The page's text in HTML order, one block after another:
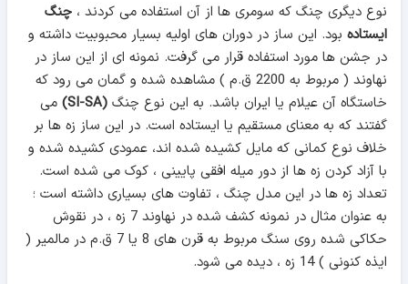
نوع دیگری چنگ که سومری ها از آن استفاده می کردند ، چنگ
ایستاده بود. این ساز در دوران های اولیه بسیار محبوبیت داشته و
در جشن ها مورد استفاده قرار می گرفت. نمونه ای از این ساز در
نهاوند ( مربوط به 2200 ق.م ) مشاهده شده و گمان می رود که
خاستگاه آن عیلام یا ایران باشد. به این نوع چنگ (SI-SA)
می
گفتند که به معنای مستقیم یا ایستاده است. در این ساز زه ها بر
خلاف نوع کمانی که مایل کشیده شده اند، عمودی کشیده شده و
با آزاد کردن زه ها از دور میله افقی پایینی ، کوک می شده است.
تعداد زه ها در این مدل چنگ ، تفاوت های بسیاری داشته است ؛
به عنوان مثال در نمونه کشف شده در نهاوند 7 زه ، در نقوش
حکاکی شده روی سنگ مربوط به قرن های 8 یا 7 ق.م در مالمیر (
ایذه کنونی ) 14 زه ، دیده می شود.